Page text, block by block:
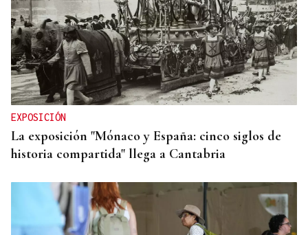
EXPOSICIÓN
La exposición "Mónaco y España: cinco siglos de
historia compartida" llega a Cantabria